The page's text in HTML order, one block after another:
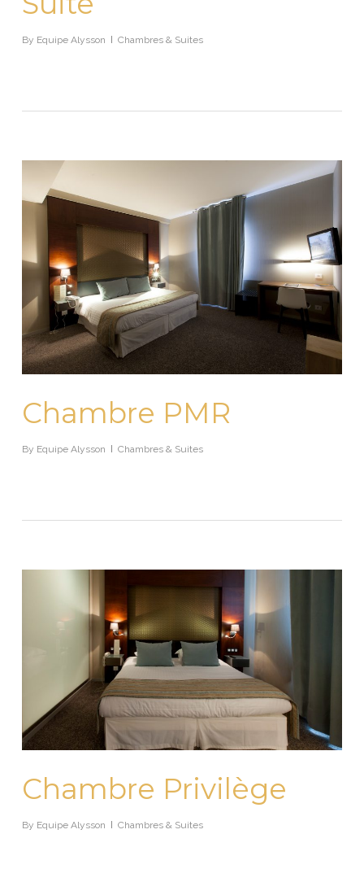
By Equipe Alysson Chambres & Suites
Chambre PMR
By Equipe Alysson Chambres & Suites
Chambre Privilège
By Equipe Alysson Chambres & Suites